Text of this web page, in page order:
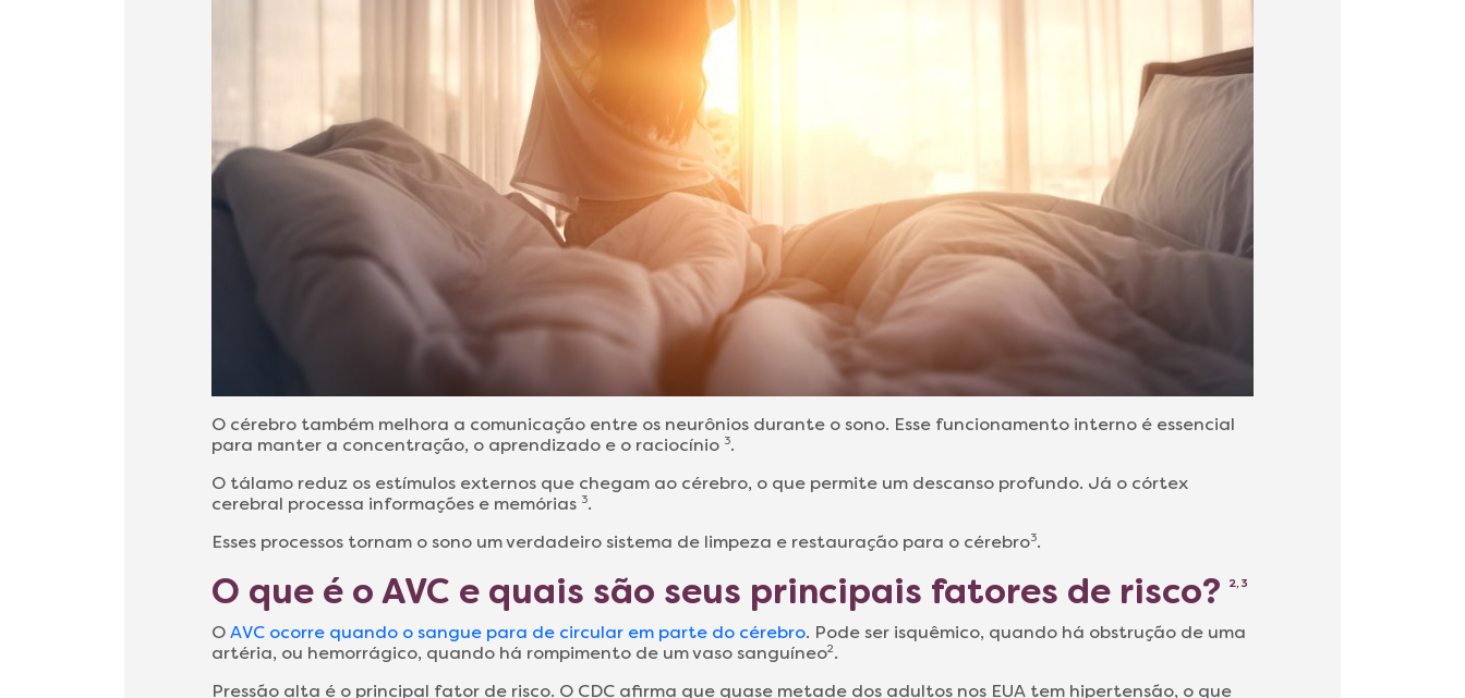
O cérebro também melhora a comunicação entre os neurônios durante o sono. Esse funcionamento interno é essencial
para manter a concentração, o aprendizado e o raciocínio 3.
O tálamo reduz os estímulos externos que chegam ao cérebro, o que permite um descanso profundo. Já o córtex
cerebral processa informações e memórias 3.
Esses processos tornam o sono um verdadeiro sistema de limpeza e restauração para o cérebro3.
O que é o AVC e quais são seus principais fatores de risco? 2, 3
OAVC ocorre quando o sangue para de circular em parte do cérebro. Pode ser isquêmico, quando há obstrução de uma
artéria, ou hemorrágico, quando há rompimento de um vaso sanguíneo2.
Pressão alta é o principal fator de risco. O CDC afirma que quase metade dos adultos nos EUA tem hipertensão, o que